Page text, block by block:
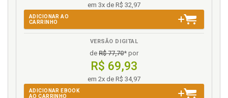
Orígenes de la técnica del cine como instrumento en
la investigación del desarrollo: sumario, p. 76
Película. Categorización postergada con la ayuda de
la película o vídeo, p. 102
Película. ¿Cómo de comparablees el material de la
em 3x de R$ 32,97
ADICIONAR AO
CARRINHO
VERSÃO DIGITAL
de R$ 77,70* por
R$ 69,93
em 2x de R$ 34,97
ADICIONAR EBOOK
AO CARRINHO